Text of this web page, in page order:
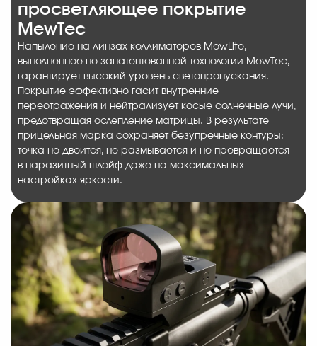
просветляющее покрытие
MewTec
Напыление на линзах коллиматоров MewLite,
выполненное по запатентованной технологии MewTec,
гарантирует высокий уровень светопропускания.
Покрытие эффективно гасит внутренние
переотражения и нейтрализует косые солнечные лучи,
предотвращая ослепление матрицы. В результате
прицельная марка сохраняет безупречные контуры:
точка не двоится, не размывается и не превращается
в паразитный шлейф даже на максимальных
настройках яркости.